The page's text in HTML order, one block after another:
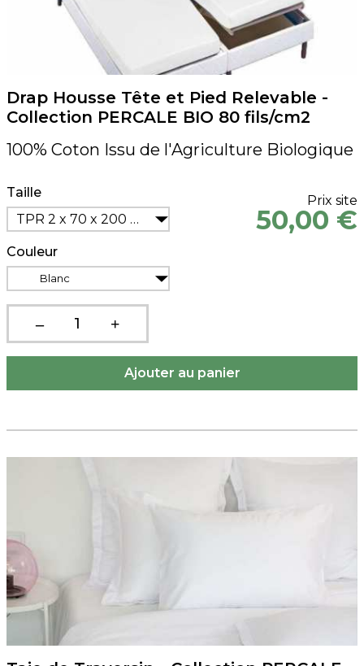
Drap Housse Tête et Pied Relevable -
Collection PERCALE BIO 80 fils/cm2
100% Coton Issu de l'Agriculture Biologique
Taille
TPR 2 x 70 x 200 cm
Couleur
Blanc
Prix site
50,00 €